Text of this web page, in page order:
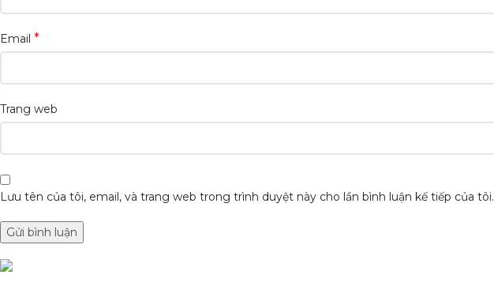
Email *
Trang web
Lưu tên của tôi, email, và trang web trong trình duyệt này cho lần bình luận kế tiếp của tôi.